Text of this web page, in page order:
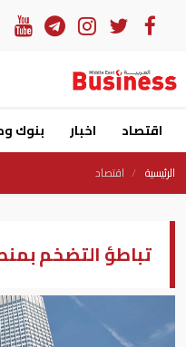
اقتصاد اخبار بنوك
الرئيسية اقتصاد
تباطؤ التضخم